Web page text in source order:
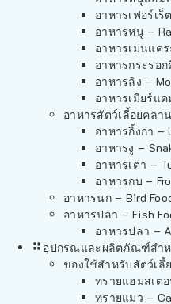
อาหารเฟอร์เร็
อาหารหนู –
อาหารเม่นแค
อาหารกระรอ
อาหารลิง –
อาหารเมียร์แค
อาหารสัตว์เลี้อยคลา
อาหารกิ้งก่า –
อาหารงู –
อาหารเต่า –
อาหารกบ –
อาหารนก – Bird
อาหารปลา – Fish
อาหารปลา –
อุปกรณและผลิตภัณฑ์สำห
ของใช้สำหรับสัตว์เลี้
ทรายแฮมสเต
ทรายแมว –